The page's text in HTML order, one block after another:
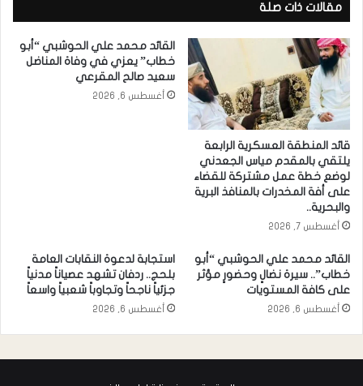
مقالات ذات صلة
قائد المنطقة العسكرية الرابعة
يلتقي بالمقدم مياس الجعدني
لوضع خطة عمل مشتركة للقضاء
على أفة المخدرات بالمنافذ البرية
والبحرية..
أغسطس 7, 2026
القائد محمد علي الحوشبي “أبو
خطاب” يعزي في وفاة المناضل
سعيد صالح المقرعي
أغسطس 6, 2026
القائد محمد علي الحوشبي “أبو
خطاب”.. سيرة نضالٍ وحضورٍ مؤثر
على كافة المستويات
أغسطس 6, 2026
استجابة لدعوة النقابات العامة
بلحج.. ردفان تشهد عصياناً مدنياً
جزئياً ناجحاً وتجاوباً شعبياً واسعاً
أغسطس 6, 2026